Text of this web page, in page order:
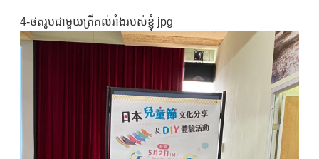
4-ថតរូបជាមួយត្រីគល់រាំងរបស់ខ្ញុំ jpg